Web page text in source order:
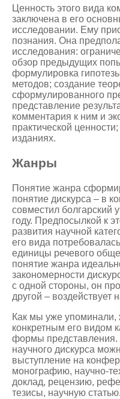
Ценность этого вида
заключена в его
исследовании. Ему
познания. Она
исследования:
обзор предыдущих
формулировка
методов; создание
сформулированного
представление
комментария к ним и
практической
изданиях.
Жанры
Понятие жанра
понятие дискурса – в
совместил болгарский
году. Предпосылкой к
развития научной
его вида
единицы речевого
понятие жанра
закономерности
с одной стороны, он
другой – воздействует
Как мы уже упоминали,
конкретным его видом
формы представления.
научного дискурса
выступление на
монографию, научно-
доклад, рецензию,
тезисы, научную статью.